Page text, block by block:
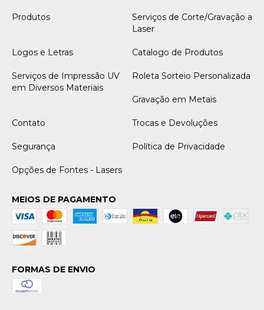
Produtos
Serviços de Corte/Gravação a
Laser
Logos e Letras Catalogo de Produtos
Serviços de Impressão UV
em Diversos Materiais
Roleta Sorteio Personalizada
Gravação em Metais
Contato Trocas e Devoluções
Segurança Política de Privacidade
Opções de Fontes - Lasers
MEIOS DE PAGAMENTO
FORMAS DE ENVIO